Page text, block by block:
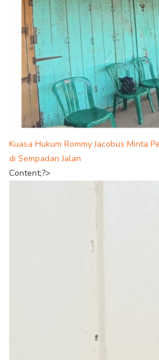
Kuasa Hukum Rommy Jacobus Minta
di Sempadan Jalan
Content;?>